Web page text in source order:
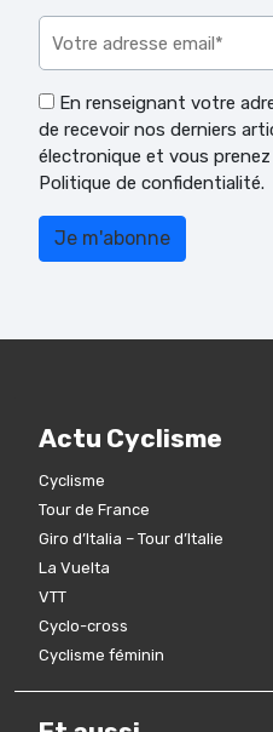
En renseignant votre
de recevoir nos derniers
électronique et vous
Politique de confidentialité.
Actu Cyclisme
Cyclisme
Tour de France
Giro d’Italia – Tour d’Italie
La Vuelta
VTT
Cyclo-cross
Cyclisme féminin